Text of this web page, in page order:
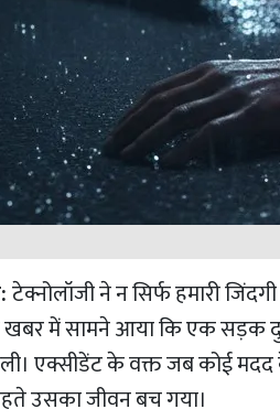
टेक्नोलॉजी ने न सिर्फ हमारी
में सामने आया कि एक सड़क
एक्सीडेंट के वक्त जब कोई मदद
उसका जीवन बच गया।​​